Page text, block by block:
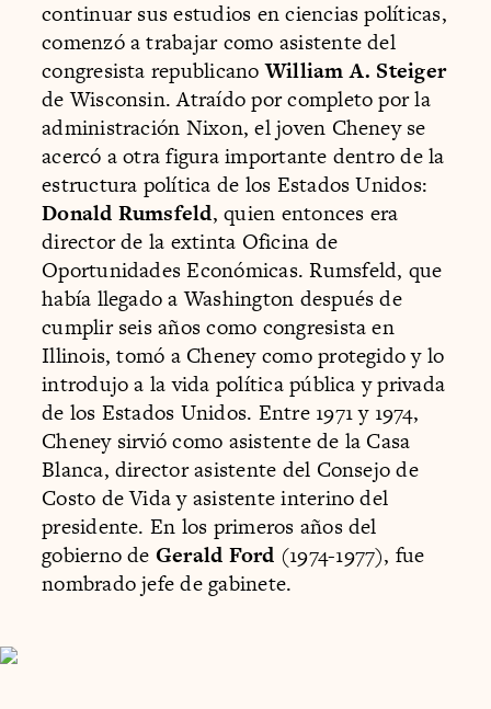
continuar sus estudios en ciencias políticas,
comenzó a trabajar como asistente del
congresista republicanoWilliam A. Steiger
de Wisconsin. Atraído por completo por la
administración Nixon, el joven Cheney se
acercó a otra figura importante dentro de la
estructura política de los Estados Unidos:
Donald Rumsfeld, quien entonces era
director de la extinta Oficina de
Oportunidades Económicas. Rumsfeld, que
había llegado a Washington después de
cumplir seis años como congresista en
Illinois, tomó a Cheney como protegido y lo
introdujo a la vida política pública y privada
de los Estados Unidos. Entre 1971 y 1974,
Cheney sirvió como asistente de la Casa
Blanca, director asistente del Consejo de
Costo de Vida y asistente interino del
presidente. En los primeros años del
gobierno de Gerald Ford (1974-1977), fue
nombrado jefe de gabinete.